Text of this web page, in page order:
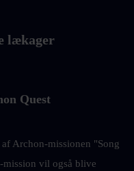
lækager
Quest
Archon-missionen "Song
vil også blive